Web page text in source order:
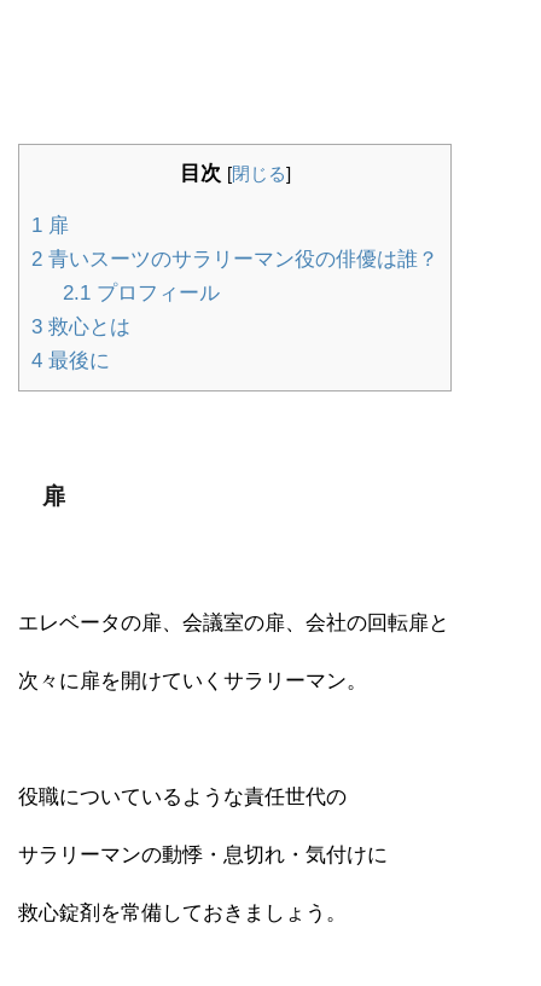
目次 [閉じる]
1 扉
2 青いスーツのサラリーマン役の俳優は誰？
2.1プロフィール
3 救心とは
4 最後に
扉
エレベータの扉、会議室の扉、会社の回転扉と
次々に扉を開けていくサラリーマン。
役職についているような責任世代の
サラリーマンの動悸・息切れ・気付けに
救心錠剤を常備しておきましょう。